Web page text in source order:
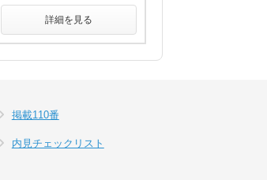
詳細を見る
掲載110番
内見チェックリスト